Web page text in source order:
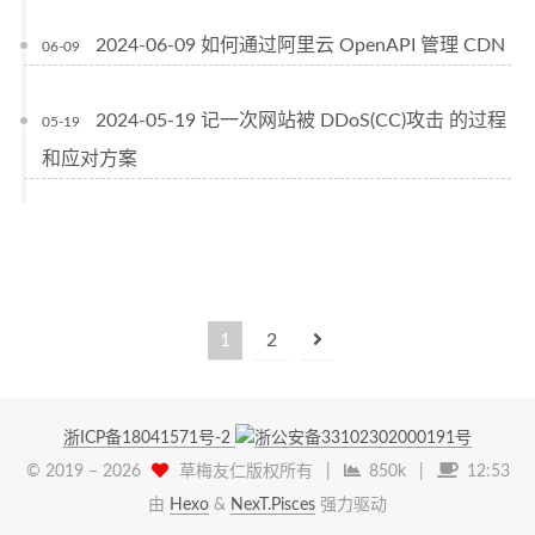
06-09 2024-06-09 如何通过阿里云 OpenAPI 管理 CDN
05-19
2024-05-19 记一次网站被 DDoS(CC)攻击 的过程
和应对方案
1 2
浙ICP备18041571号-2
浙公安备33102302000191号
© 2019 – 2026 草梅友仁版权所有 850k
12:53
由 Hexo & NexT.Pisces 强力驱动